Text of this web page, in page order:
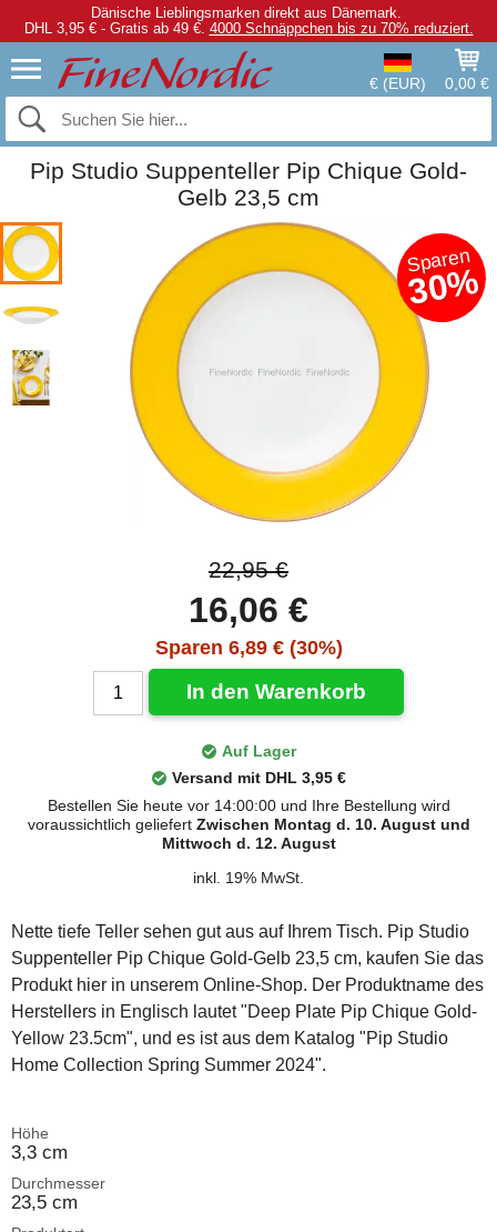
Dänische Lieblingsmarken direkt aus Dänemark.
DHL 3,95 € - Gratis ab 49 €. 4000 Schnäppchen bis zu 70% reduziert.
€ (EUR) 0,00 €
Pip Studio Suppenteller Pip Chique Gold-
Gelb 23,5 cm
Sparen
30%
22,95 €
16,06 €
Sparen 6,89 € (30%)
In den Warenkorb
Auf Lager
Versand mit DHL 3,95 €
Bestellen Sie heute vor 14:00:00 und Ihre Bestellung wird
voraussichtlich geliefert Zwischen Montag d. 10. August und
Mittwoch d. 12. August
inkl. 19% MwSt.
Nette tiefe Teller sehen gut aus auf Ihrem Tisch. Pip Studio
Suppenteller Pip Chique Gold-Gelb 23,5 cm, kaufen Sie das
Produkt hier in unserem Online-Shop. Der Produktname des
Herstellers in Englisch lautet "Deep Plate Pip Chique Gold-
Yellow 23.5cm", und es ist aus dem Katalog "Pip Studio
Home Collection Spring Summer 2024".
Höhe
3,3 cm
Durchmesser
23,5 cm